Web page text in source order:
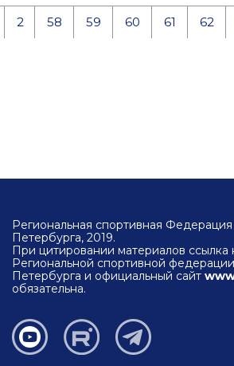
2 58 59 60 61 62
Региональная спортивная
Петербурга, 2019.
При цитировании материалов ссылка
Региональной спортивной
Петербурга и официальный сайт
обязательна.